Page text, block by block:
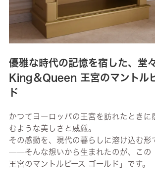
優雅な時代の記憶を宿した、堂
King＆Queen 王宮のマントル
ド
かつてヨーロッパの王宮を訪れたときに
むような美しさと威厳。
その感動を、現代の暮らしに溶け込む形
──そんな想いから生まれたのが、この
王宮のマントルピース ゴールド」です。